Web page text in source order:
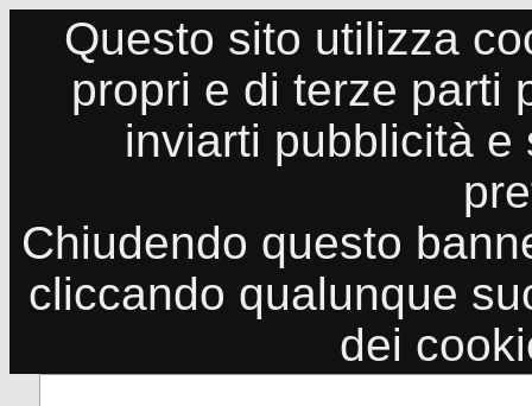
Questo sito utilizza
propri e di terze parti
inviarti pubblicità
Chiudendo questo
cliccando qualunque
dei